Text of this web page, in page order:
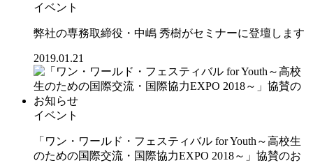
イベント
弊社の専務取締役・中嶋 秀樹がセミナーに登壇します
2019.01.21
イベント
「ワン・ワールド・フェスティバル for Youth～高校生
のための国際交流・国際協力EXPO 2018～」協賛のお